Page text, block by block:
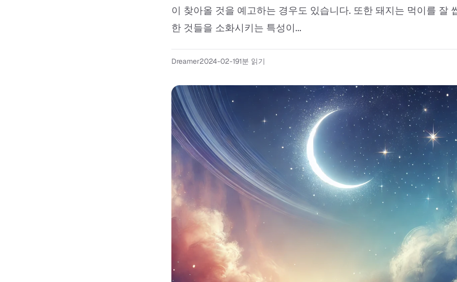
이 찾아올 것을 예고하는 경우도 있습니다. 또한 돼지는 먹이를 잘
한 것들을 소화시키는 특성이...
Dreamer2024-02-191분 읽기